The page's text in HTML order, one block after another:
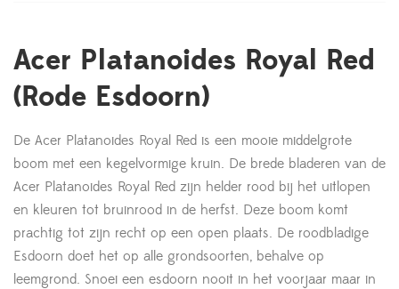
Acer Platanoides Royal Red
(Rode Esdoorn)
De Acer Platanoides Royal Red is een mooie middelgrote
boom met een kegelvormige kruin. De brede bladeren van de
Acer Platanoides Royal Red zijn helder rood bij het uitlopen
en kleuren tot bruinrood in de herfst. Deze boom komt
prachtig tot zijn recht op een open plaats. De roodbladige
Esdoorn doet het op alle grondsoorten, behalve op
leemgrond. Snoei een esdoorn nooit in het voorjaar maar in